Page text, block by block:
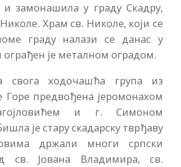
и замонашила у граду Скадру,
Храм св. Николе, који се
граду налази се данас у
је металном оградом.
свога ходочашћа група из
Горе предвођена јеромонахом
и г. Симоном
је стару скадарску тврђаву
држали многи српски
св. Јована Владимира, св.